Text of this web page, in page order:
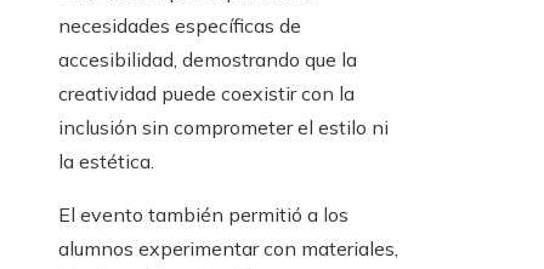
necesidades específicas de
accesibilidad, demostrando que la
creatividad puede coexistir con la
inclusión sin comprometer el estilo ni
la estética.
El evento también permitió a los
alumnos experimentar con materiales,